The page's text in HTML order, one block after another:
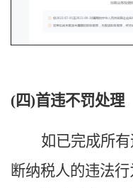
(四)首违不罚处理
如已完成所
断纳税人的违法